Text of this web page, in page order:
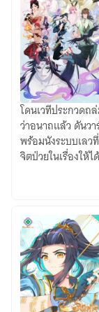
[Comic]ขอ
เหตุผล
ดีๆ
ที่
21
ปี
ทะลุ
มิติ
มา
โดนเวทีประกวดถ
ว่าอนาถแล้ว ดันว
พร้อมนังระบบเล
จิตป่วยในเรื่องให้ได้